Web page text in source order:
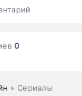
0
» Сериалы